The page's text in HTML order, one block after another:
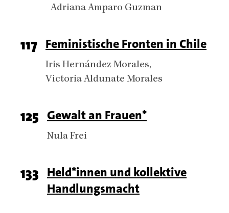
Authors
Adriana Amparo Guzman
Page
number
117 Titel
Feministische Fronten in Chile
Authors
Iris Hernández Morales
Victoria Aldunate Morales
Page
number
125 Titel
Gewalt an Frauen*
Authors
Nula Frei
Page
number
133 Titel
Held*innen und kollektive
Handlungsmacht